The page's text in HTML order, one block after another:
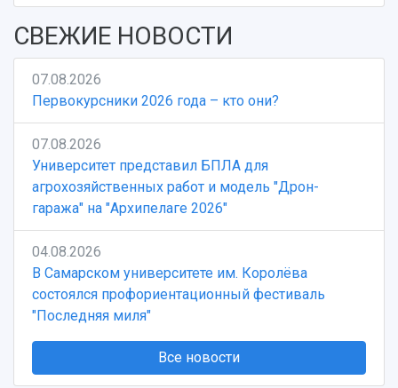
СВЕЖИЕ НОВОСТИ
07.08.2026
Первокурсники 2026 года – кто они?
07.08.2026
Университет представил БПЛА для
агрохозяйственных работ и модель "Дрон-
гаража" на "Архипелаге 2026"
04.08.2026
В Самарском университете им. Королёва
состоялся профориентационный фестиваль
"Последняя миля"
Все новости